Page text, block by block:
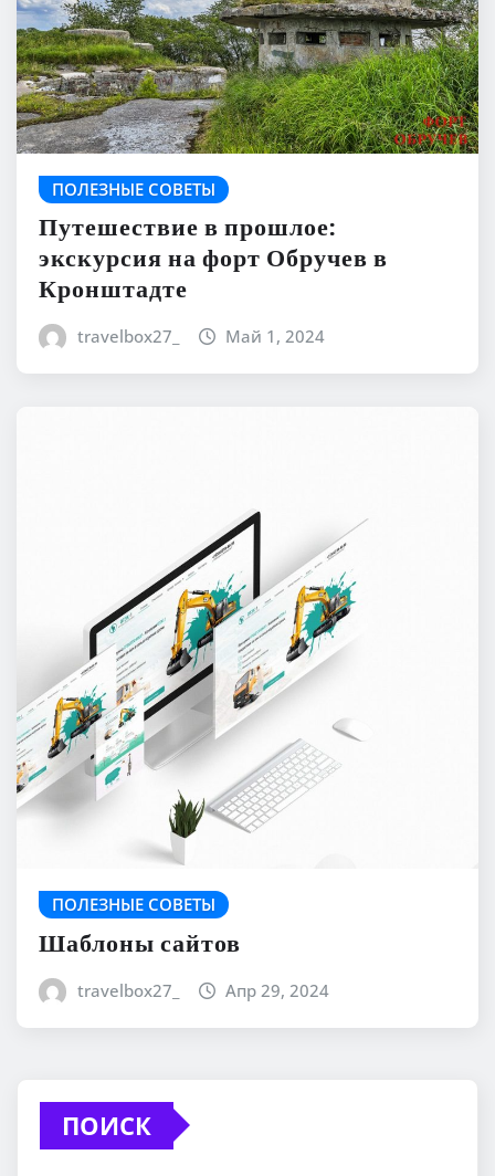
ПОЛЕЗНЫЕ СОВЕТЫ
Путешествие в прошлое:
экскурсия на форт Обручев в
Кронштадте
travelbox27_ Май 1, 2024
ПОЛЕЗНЫЕ СОВЕТЫ
Шаблоны сайтов
travelbox27_ Апр 29, 2024
ПОИСК